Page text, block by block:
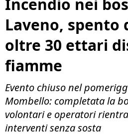
Incendio nei
Laveno, spento
oltre 30 ettari
fiamme
Evento chiuso nel
Mombello: completata la
volontari e operatori
interventi senza sosta